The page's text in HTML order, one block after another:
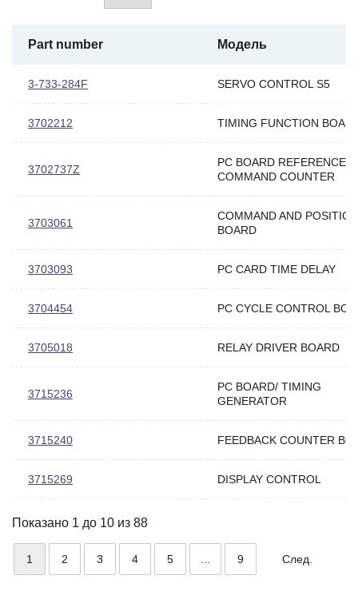
Part number Модель
3-733-284F SERVO CONTROL S5
3702212 TIMING FUNCTION
3702737Z
PC BOARD REFERENCE
COMMAND COUNTER
3703061
COMMAND AND POSITION
BOARD
3703093 PC CARD TIME DELAY
3704454 PC CYCLE CONTROL
3705018 RELAY DRIVER BOARD
3715236
PC BOARD/ TIMING
GENERATOR
3715240 FEEDBACK COUNTER
3715269 DISPLAY CONTROL
Показано 1 до 10 из 88
1 2 3 4 5 9 След.